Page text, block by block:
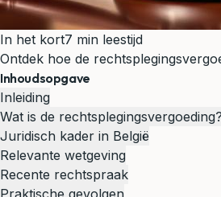
In het kort7 min leestijd
Ontdek hoe de
Inhoudsopgave
Inleiding
Wat is de rechtsplegingsvergoeding?
Juridisch kader in België
Relevante wetgeving
Recente rechtspraak
Praktische gevolgen